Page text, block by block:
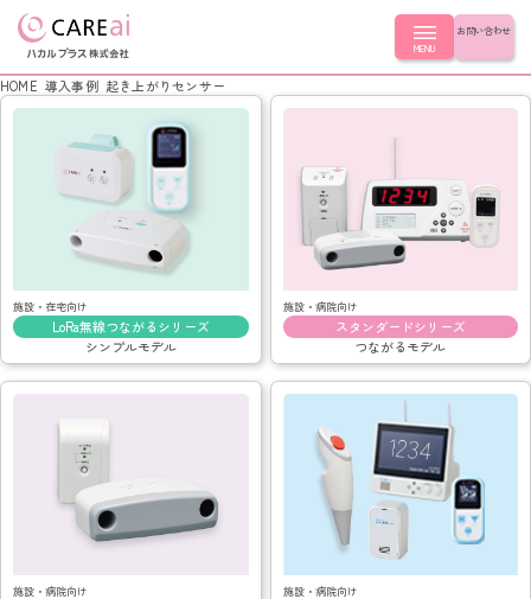
製品を探す
製品を探す
LoRa無線つながるシリーズ シンプルモデル
スタンダードシリーズ つながるモデル
ナースコール連動シリーズ
簡易ナースコール LoRa無線コール
簡易ナースコール コンセントコール
超音波センサー
起き上がりセンサー
コールスイッチ
徘徊キャッチ
導入事例
LoRa無線つながるシリーズ
スタンダードシリーズ
ふむふむセンサー
超音波センサー
起き上がりセンサー
コールスイッチ
徘徊キャッチ
はじめての方へ
はじめての方へ
会社情報
会社情報
会社概要
選ばれる理由
MENU
お問い合わせ
HOME 導入事例 起き上がりセンサー
施設・在宅向け
LoRa無線つながるシリーズ
シンプルモデル
施設・病院向け
スタンダードシリーズ
つながるモデル
施設・病院向け 施設・病院向け